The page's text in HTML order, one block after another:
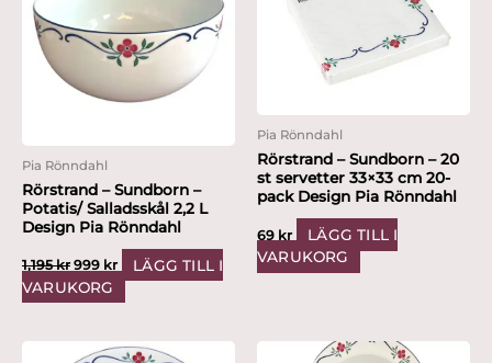
Pia Rönndahl
Rörstrand – Sundborn –
Potatis/ Salladsskål 2,2 L
Design Pia Rönndahl
1,195kr
1,195 kr.
999 kr
999 kr.
LÄGG TILL I
VARUKORG
Pia Rönndahl
Rörstrand – Sundborn – 20
st servetter 33×33 cm 20-
pack Design Pia Rönndahl
69 kr
LÄGG TILL I
VARUKORG